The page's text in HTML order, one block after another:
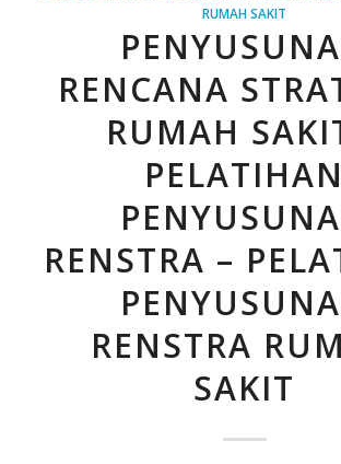
RUMAH SAKIT
RENCANA
RUMAH
PELATIHAN
RENSTRA –
RENSTRA
SAKIT